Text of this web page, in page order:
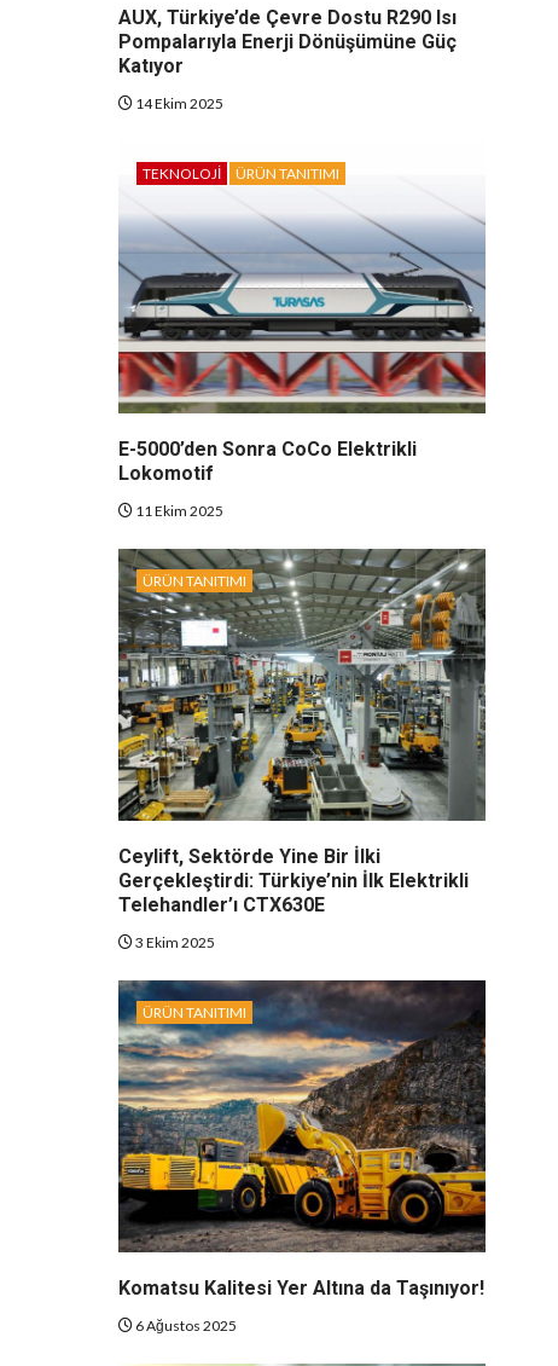
AUX, Türkiye’de Çevre Dostu R290 Isı
Pompalarıyla Enerji Dönüşümüne Güç
Katıyor
14 Ekim 2025
TEKNOLOJI ÜRÜN TANITIMI
E-5000’den Sonra CoCo Elektrikli
Lokomotif
11 Ekim 2025
ÜRÜN TANITIMI
Ceylift, Sektörde Yine Bir İlki
Gerçekleştirdi: Türkiye’nin İlk Elektrikli
Telehandler’ı CTX630E
3 Ekim 2025
ÜRÜN TANITIMI
Komatsu Kalitesi Yer Altına da Taşınıyor!
6 Ağustos 2025